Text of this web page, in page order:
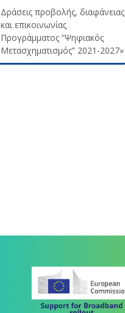
Δράσεις προβολής, διαφάνειας
και επικοινωνίας
Προγράμματος “Ψηφιακός
Μετασχηματισμός” 2021-2027»